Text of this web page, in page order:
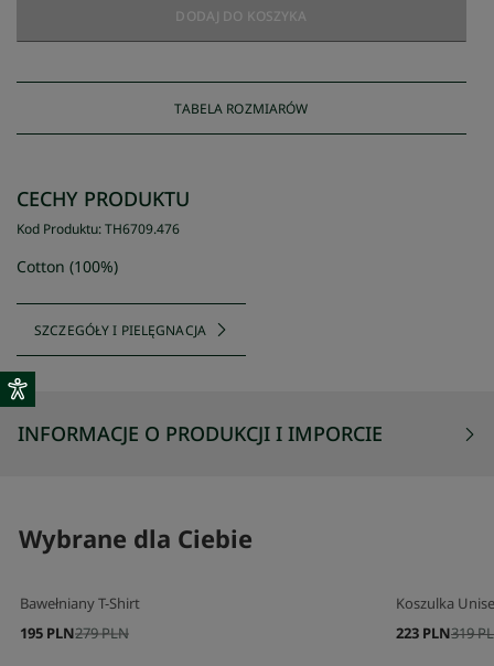
DODAJ DO KOSZYKA
TABELA ROZMIARÓW
CECHY PRODUKTU
Kod Produktu:TH6709.476
Cotton (100%)
SZCZEGÓŁY I PIELĘGNACJA
INFORMACJE O PRODUKCJI I IMPORCIE
Wybrane dla Ciebie
Bawełniany T-Shirt
279 PLN
195 PLN
Koszulka
319
223 PLN